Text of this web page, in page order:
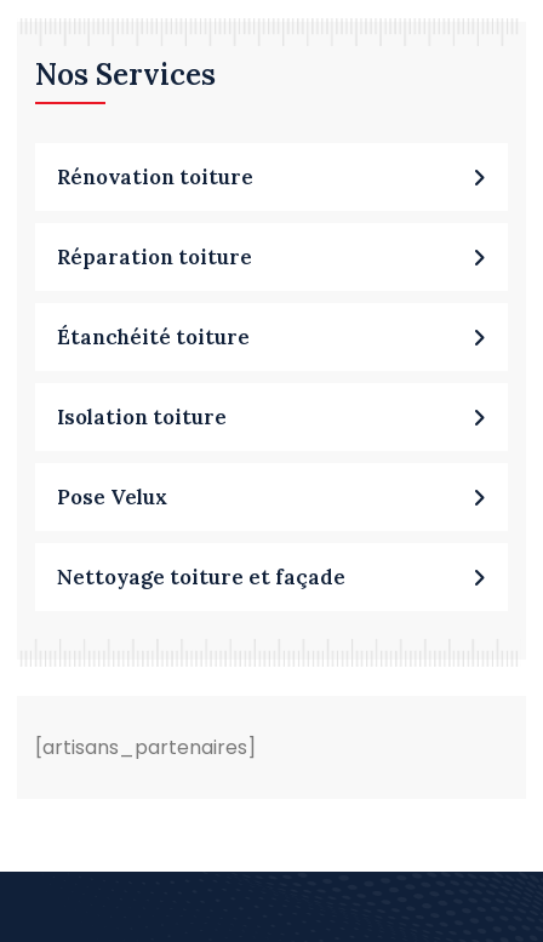
Nos Services
Rénovation toiture
Réparation toiture
Étanchéité toiture
Isolation toiture
Pose Velux
Nettoyage toiture et façade
[artisans_partenaires]